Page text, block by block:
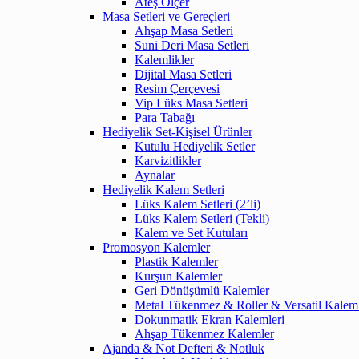
Masa Setleri ve Gereçleri
Ahşap Masa Setleri
Suni Deri Masa Setleri
Kalemlikler
Dijital Masa Setleri
Resim Çerçevesi
Vip Lüks Masa Setleri
Para Tabağı
Hediyelik Set-Kişisel Ürünler
Kutulu Hediyelik Setler
Karvizitlikler
Aynalar
Hediyelik Kalem Setleri
Lüks Kalem Setleri (2’li)
Lüks Kalem Setleri (Tekli)
Kalem ve Set Kutuları
Promosyon Kalemler
Plastik Kalemler
Kurşun Kalemler
Geri Dönüşümlü Kalemler
Metal Tükenmez & Roller & Versatil
Dokunmatik Ekran Kalemleri
Ahşap Tükenmez Kalemler
Ajanda & Not Defteri & Notluk